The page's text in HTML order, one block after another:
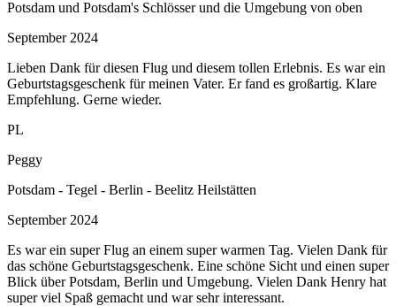
Potsdam und Potsdam's Schlösser und die Umgebung von oben
September 2024
Lieben Dank für diesen Flug und diesem tollen Erlebnis. Es war ein
Geburtstagsgeschenk für meinen Vater. Er fand es großartig. Klare
Empfehlung. Gerne wieder.
PL
Peggy
Potsdam - Tegel - Berlin - Beelitz Heilstätten
September 2024
Es war ein super Flug an einem super warmen Tag. Vielen Dank für
das schöne Geburtstagsgeschenk. Eine schöne Sicht und einen super
Blick über Potsdam, Berlin und Umgebung. Vielen Dank Henry hat
super viel Spaß gemacht und war sehr interessant.